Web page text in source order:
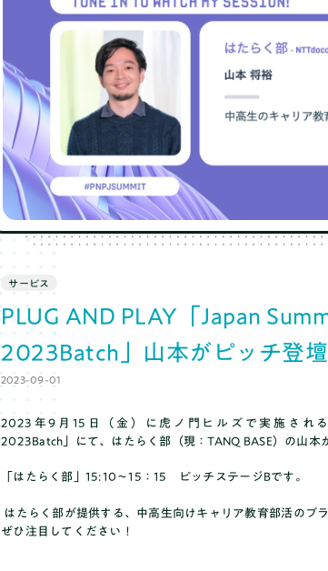
社会人
サービス
PLUG AND PLAY「Japan
2023Batch」山本がピッチ登壇
2023-09-01
2023年9月15日（金）に虎ノ門ヒルズで実施される
2023Batch」にて、はたらく部（現：TANQ BASE）の山本
「はたらく部」15:10〜15：15 ピッチステージBです。
はたらく部が提供する、中高生向けキャリア教育部活のプ
ぜひ注目してください！